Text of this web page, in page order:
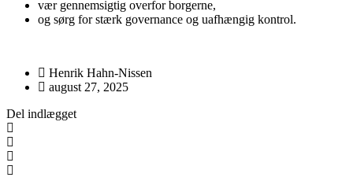
vær gennemsigtig overfor borgerne,
og sørg for stærk governance og uafhængig kontrol.
Henrik Hahn-Nissen
august 27, 2025
Del indlægget